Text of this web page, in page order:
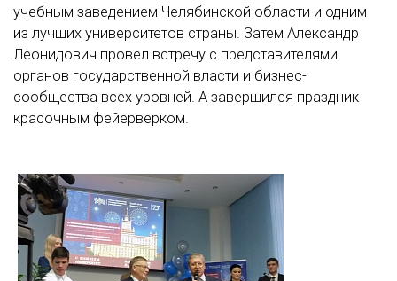
учебным заведением Челябинской области и одним
из лучших университетов страны. Затем Александр
Леонидович провел встречу с представителями
органов государственной власти и бизнес-
сообщества всех уровней. А завершился праздник
красочным фейерверком.